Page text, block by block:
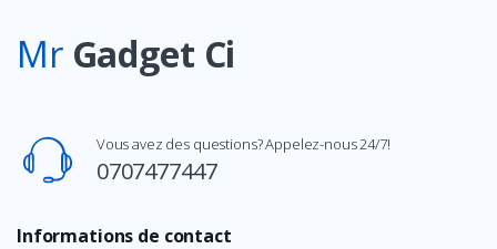
Mr Gadget Ci
Vous avez des questions? Appelez-nous 24/7!
0707477447
Informations de contact